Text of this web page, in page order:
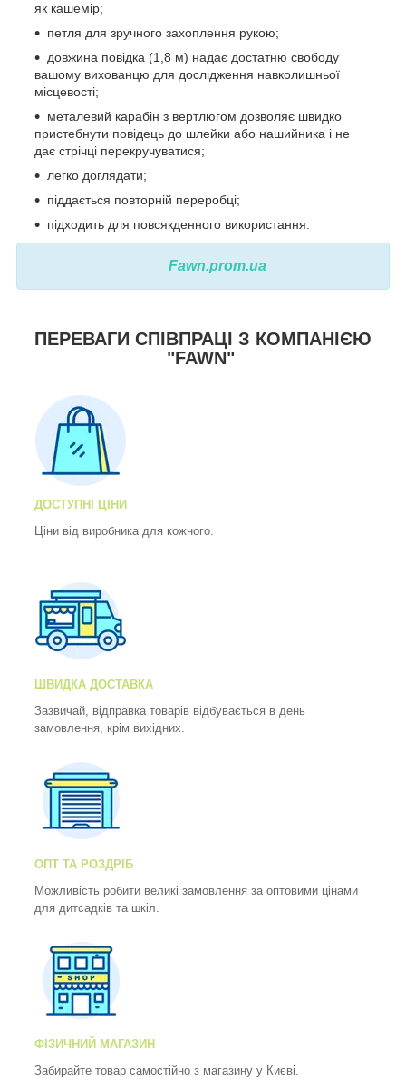
як кашемір;
петля для зручного захоплення рукою;
довжина повідка (1,8 м) надає достатню свободу
вашому вихованцю для дослідження навколишньої
місцевості;
металевий карабін з вертлюгом дозволяє швидко
пристебнути повідець до шлейки або нашийника і не
дає стрічці перекручуватися;
легко доглядати;
піддається повторній переробці;
підходить для повсякденного використання.
Fawn.prom.ua
ПЕРЕВАГИ СПІВПРАЦІ З КОМПАНІЄЮ
"FAWN"
ДОСТУПНІ ЦІНИ
Ціни від виробника для кожного.
ШВИДКА ДОСТАВКА
Зазвичай, відправка товарів відбувається в день
замовлення, крім вихідних.
ОПТ ТА РОЗДРІБ
Можливість робити великі замовлення за оптовими цінами
для дитсадків та шкіл.
ФІЗИЧНИЙ МАГАЗИН
Забирайте товар самостійно з магазину у Києві.